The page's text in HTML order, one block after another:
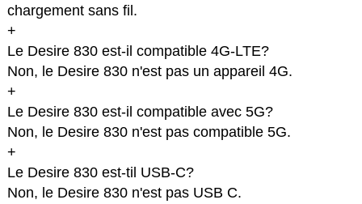
chargement sans fil.
+
Le Desire 830 est-il compatible 4G-LTE?
Non, le Desire 830 n'est pas un appareil 4G.
+
Le Desire 830 est-il compatible avec 5G?
Non, le Desire 830 n'est pas compatible 5G.
+
Le Desire 830 est-til USB-C?
Non, le Desire 830 n'est pas USB C.